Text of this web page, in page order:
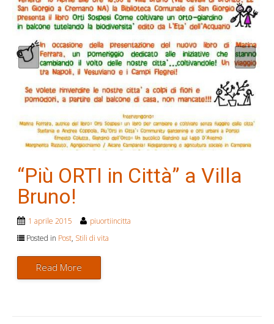
“Più ORTI in Città” a Villa
Bruno!
1 aprile 2015
piuortiincitta
Posted in Post, Stili di vita
Read More